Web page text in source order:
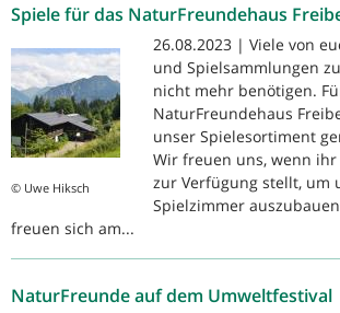
Spiele für das NaturFreundehaus
© Uwe Hiksch
26.08.2023 | Viele von
und Spielsammlungen
nicht mehr benötigen.
NaturFreundehaus
unser Spielesortiment
Wir freuen uns, wenn
zur Verfügung stellt, um
Spielzimmer
freuen sich am...
NaturFreunde auf dem Umweltfestival